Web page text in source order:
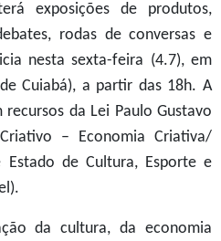
exposições de produtos,
rodas de conversas e
nesta sexta-feira (4.7), em
Cuiabá), a partir das 18h. A
da Lei Paulo Gustavo
– Economia Criativa/
Estado de Cultura, Esporte e
da cultura, da economia